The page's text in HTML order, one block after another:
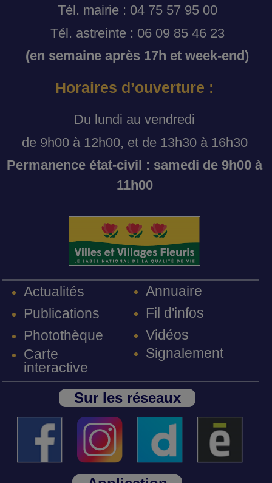
Tél. mairie : 04 75 57 95 00
Tél. astreinte : 06 09 85 46 23
(en semaine après 17h et week-end)
Horaires d’ouverture :
Du lundi au vendredi
de 9h00 à 12h00, et de 13h30 à 16h30
Permanence état-civil : samedi de 9h00 à
11h00
Actualités
Publications
Photothèque
Carte
interactive
Annuaire
Fil d'infos
Vidéos
Signalement
Sur les réseaux